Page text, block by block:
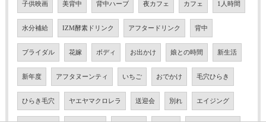
子供映画 美背中 背中ハーブ 夜カフェ カフェ 1人時間
水分補給 IZM酵素ドリンク アフタードリンク 背中
ブライダル 花嫁 ボディ お出かけ 娘との時間 新生活
新年度 アフタヌーンティ いちご おでかけ 毛穴ひらき
ひらき毛穴 ヤエヤマクロレラ 送迎会 別れ エイジング